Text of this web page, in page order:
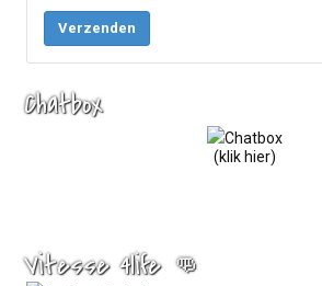
Verzenden
Chatbox
(klik hier)
Vitesse 4life 👊